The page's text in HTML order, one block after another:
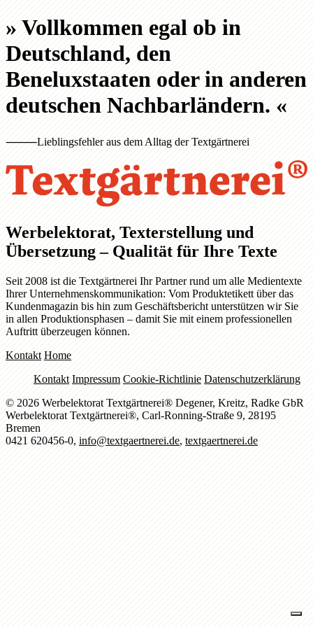
»Vollkommen egal ob in
Deutschland, den
Beneluxstaaten oder in anderen
deutschen Nachbarländern.«
⸻Lieblingsfehler aus dem Alltag der Textgärtnerei
Werbelektorat, Texterstellung und
Übersetzung – Qualität für Ihre Texte
Seit 2008 ist die Textgärtnerei Ihr Partner rund um alle Medientexte
Ihrer Unternehmenskommunikation: Vom Produktetikett über das
Kundenmagazin bis hin zum Geschäftsbericht unterstützen wir Sie
in allen Produktionsphasen – damit Sie mit einem professionellen
Auftritt überzeugen können.
Kontakt Home
Kontakt Impressum Cookie-Richtlinie Datenschutzerklärung
© 2026 Werbelektorat Textgärtnerei® Degener, Kreitz, Radke GbR
Werbelektorat Textgärtnerei®, Carl-Ronning-Straße 9, 28195
Bremen
0421 620456-0,info@textgaertnerei.de,textgaertnerei.de